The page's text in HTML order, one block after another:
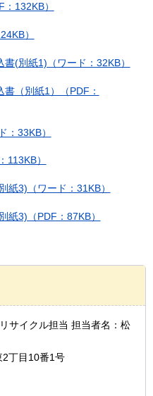
132KB）
）
(別紙1)（ワード：32KB）
（別紙1）（PDF：
：33KB）
）
紙3)（ワード：31KB）
紙3)（PDF：87KB）
サイクル担当 担当者名：松
丁目10番1号